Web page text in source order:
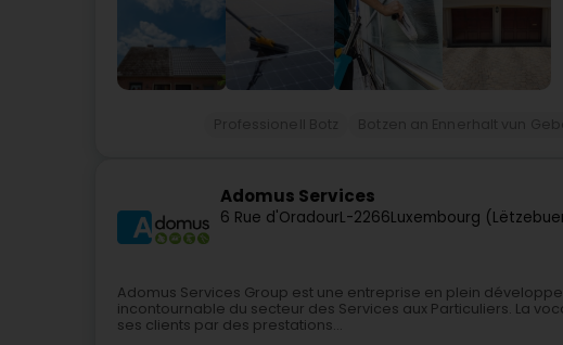
Adomus Services
6 Rue d'OradourL-2266Luxembourg
Adomus Services Group est une entreprise en plein
incontournable du secteur des Services aux Particuliers. La
ses clients par des prestations...